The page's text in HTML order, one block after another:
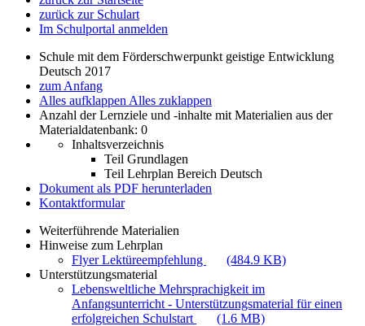
zurück zur Schulart
Im Schulportal anmelden
Schule mit dem Förderschwerpunkt geistige Entwicklung
Deutsch 2017
zum Anfang
Alles aufklappen Alles zuklappen
Anzahl der Lernziele und -inhalte mit Materialien aus der
Materialdatenbank: 0
Inhaltsverzeichnis
Teil Grundlagen
Teil Lehrplan Bereich Deutsch
Dokument als PDF herunterladen
Kontaktformular
Weiterführende Materialien
Hinweise zum Lehrplan
Flyer Lektüreempfehlung
(484.9 KB)
Unterstützungsmaterial
Lebensweltliche Mehrsprachigkeit im
Anfangsunterricht - Unterstützungsmaterial für einen
erfolgreichen Schulstart
(1.6 MB)